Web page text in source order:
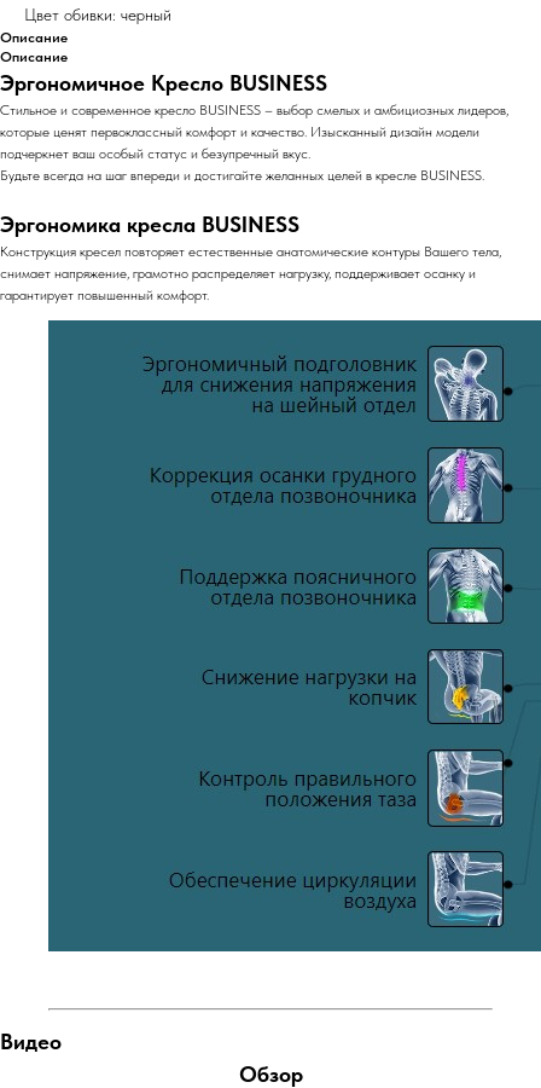
Цвет обивки: черный
Описание
Описание
Эргономичное Кресло BUSINESS
Стильное и современное кресло BUSINESS – выбор смелых и амбициозных лидеров,
которые ценят первоклассный комфорт и качество. Изысканный дизайн модели
подчеркнет ваш особый статус и безупречный вкус.
Будьте всегда на шаг впереди и достигайте желанных целей в кресле BUSINESS.
Эргономика кресла BUSINESS
Конструкция кресел повторяет естественные анатомические контуры Вашего тела,
снимает напряжение, грамотно распределяет нагрузку, поддерживает осанку и
гарантирует повышенный комфорт.
Видео
Обзор